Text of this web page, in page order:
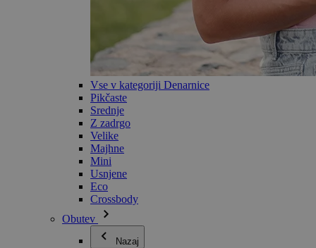
Vse v kategoriji Denarnice
Pikčaste
Srednje
Z zadrgo
Velike
Majhne
Mini
Usnjene
Eco
Crossbody
Obutev
Nazaj